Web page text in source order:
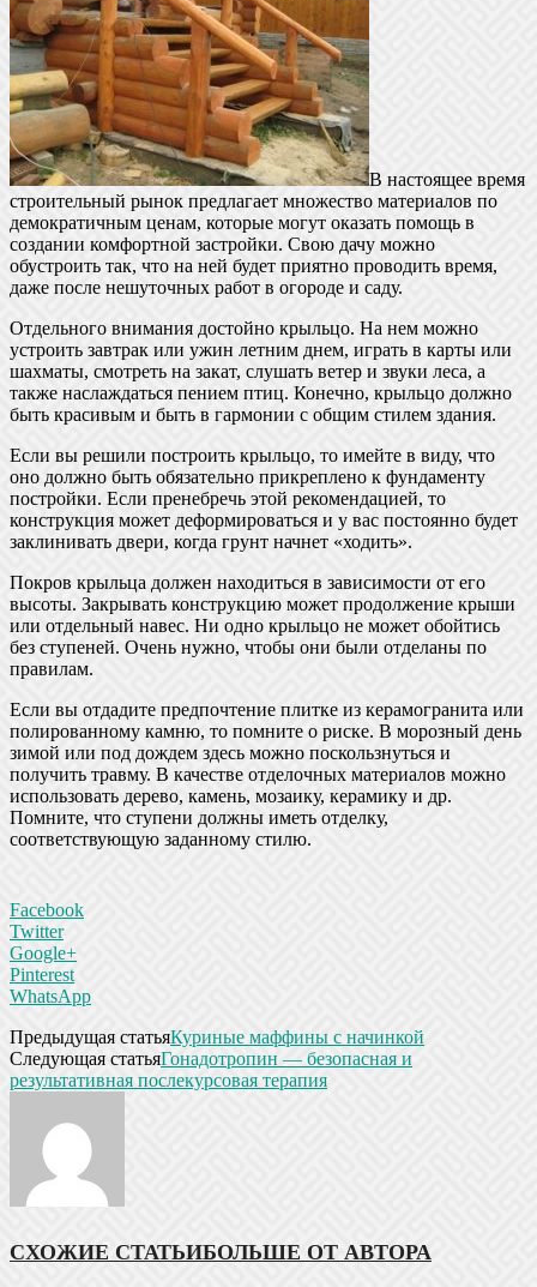
В настоящее время
строительный рынок предлагает множество материалов по
демократичным ценам, которые могут оказать помощь в
создании комфортной застройки. Свою дачу можно
обустроить так, что на ней будет приятно проводить время,
даже после нешуточных работ в огороде и саду.
Отдельного внимания достойно крыльцо. На нем можно
устроить завтрак или ужин летним днем, играть в карты или
шахматы, смотреть на закат, слушать ветер и звуки леса, а
также наслаждаться пением птиц. Конечно, крыльцо должно
быть красивым и быть в гармонии с общим стилем здания.
Если вы решили построить крыльцо, то имейте в виду, что
оно должно быть обязательно прикреплено к фундаменту
постройки. Если пренебречь этой рекомендацией, то
конструкция может деформироваться и у вас постоянно будет
заклинивать двери, когда грунт начнет «ходить».
Покров крыльца должен находиться в зависимости от его
высоты. Закрывать конструкцию может продолжение крыши
или отдельный навес. Ни одно крыльцо не может обойтись
без ступеней. Очень нужно, чтобы они были отделаны по
правилам.
Если вы отдадите предпочтение плитке из керамогранита или
полированному камню, то помните о риске. В морозный день
зимой или под дождем здесь можно поскользнуться и
получить травму. В качестве отделочных материалов можно
использовать дерево, камень, мозаику, керамику и др.
Помните, что ступени должны иметь отделку,
соответствующую заданному стилю.
Facebook
Twitter
Google+
Pinterest
WhatsApp
Предыдущая статьяКуриные маффины с начинкой
Следующая статьяГонадотропин — безопасная и
результативная послекурсовая терапия
СХОЖИЕ СТАТЬИБОЛЬШЕ ОТ АВТОРА